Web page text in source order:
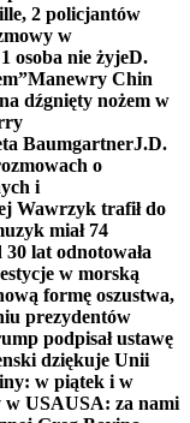
2 policjantów
w
osoba nie żyjeD.
Manewry Chin
dźgnięty nożem w
BaumgartnerJ.D.
o
i
Wawrzyk trafił do
miał 74
lat odnotowała
w morską
formę oszustwa,
prezydentów
podpisał ustawę
dziękuje Unii
w piątek i w
w USAUSA: za nami